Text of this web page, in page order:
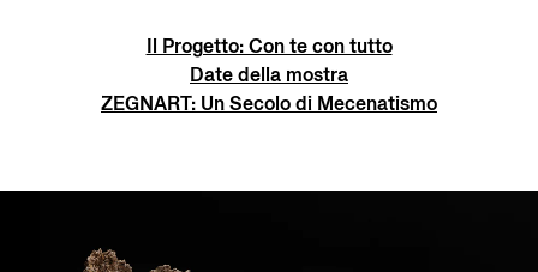
Il Progetto: Con te con tutto
Date della mostra
ZEGNART: Un Secolo di Mecenatismo